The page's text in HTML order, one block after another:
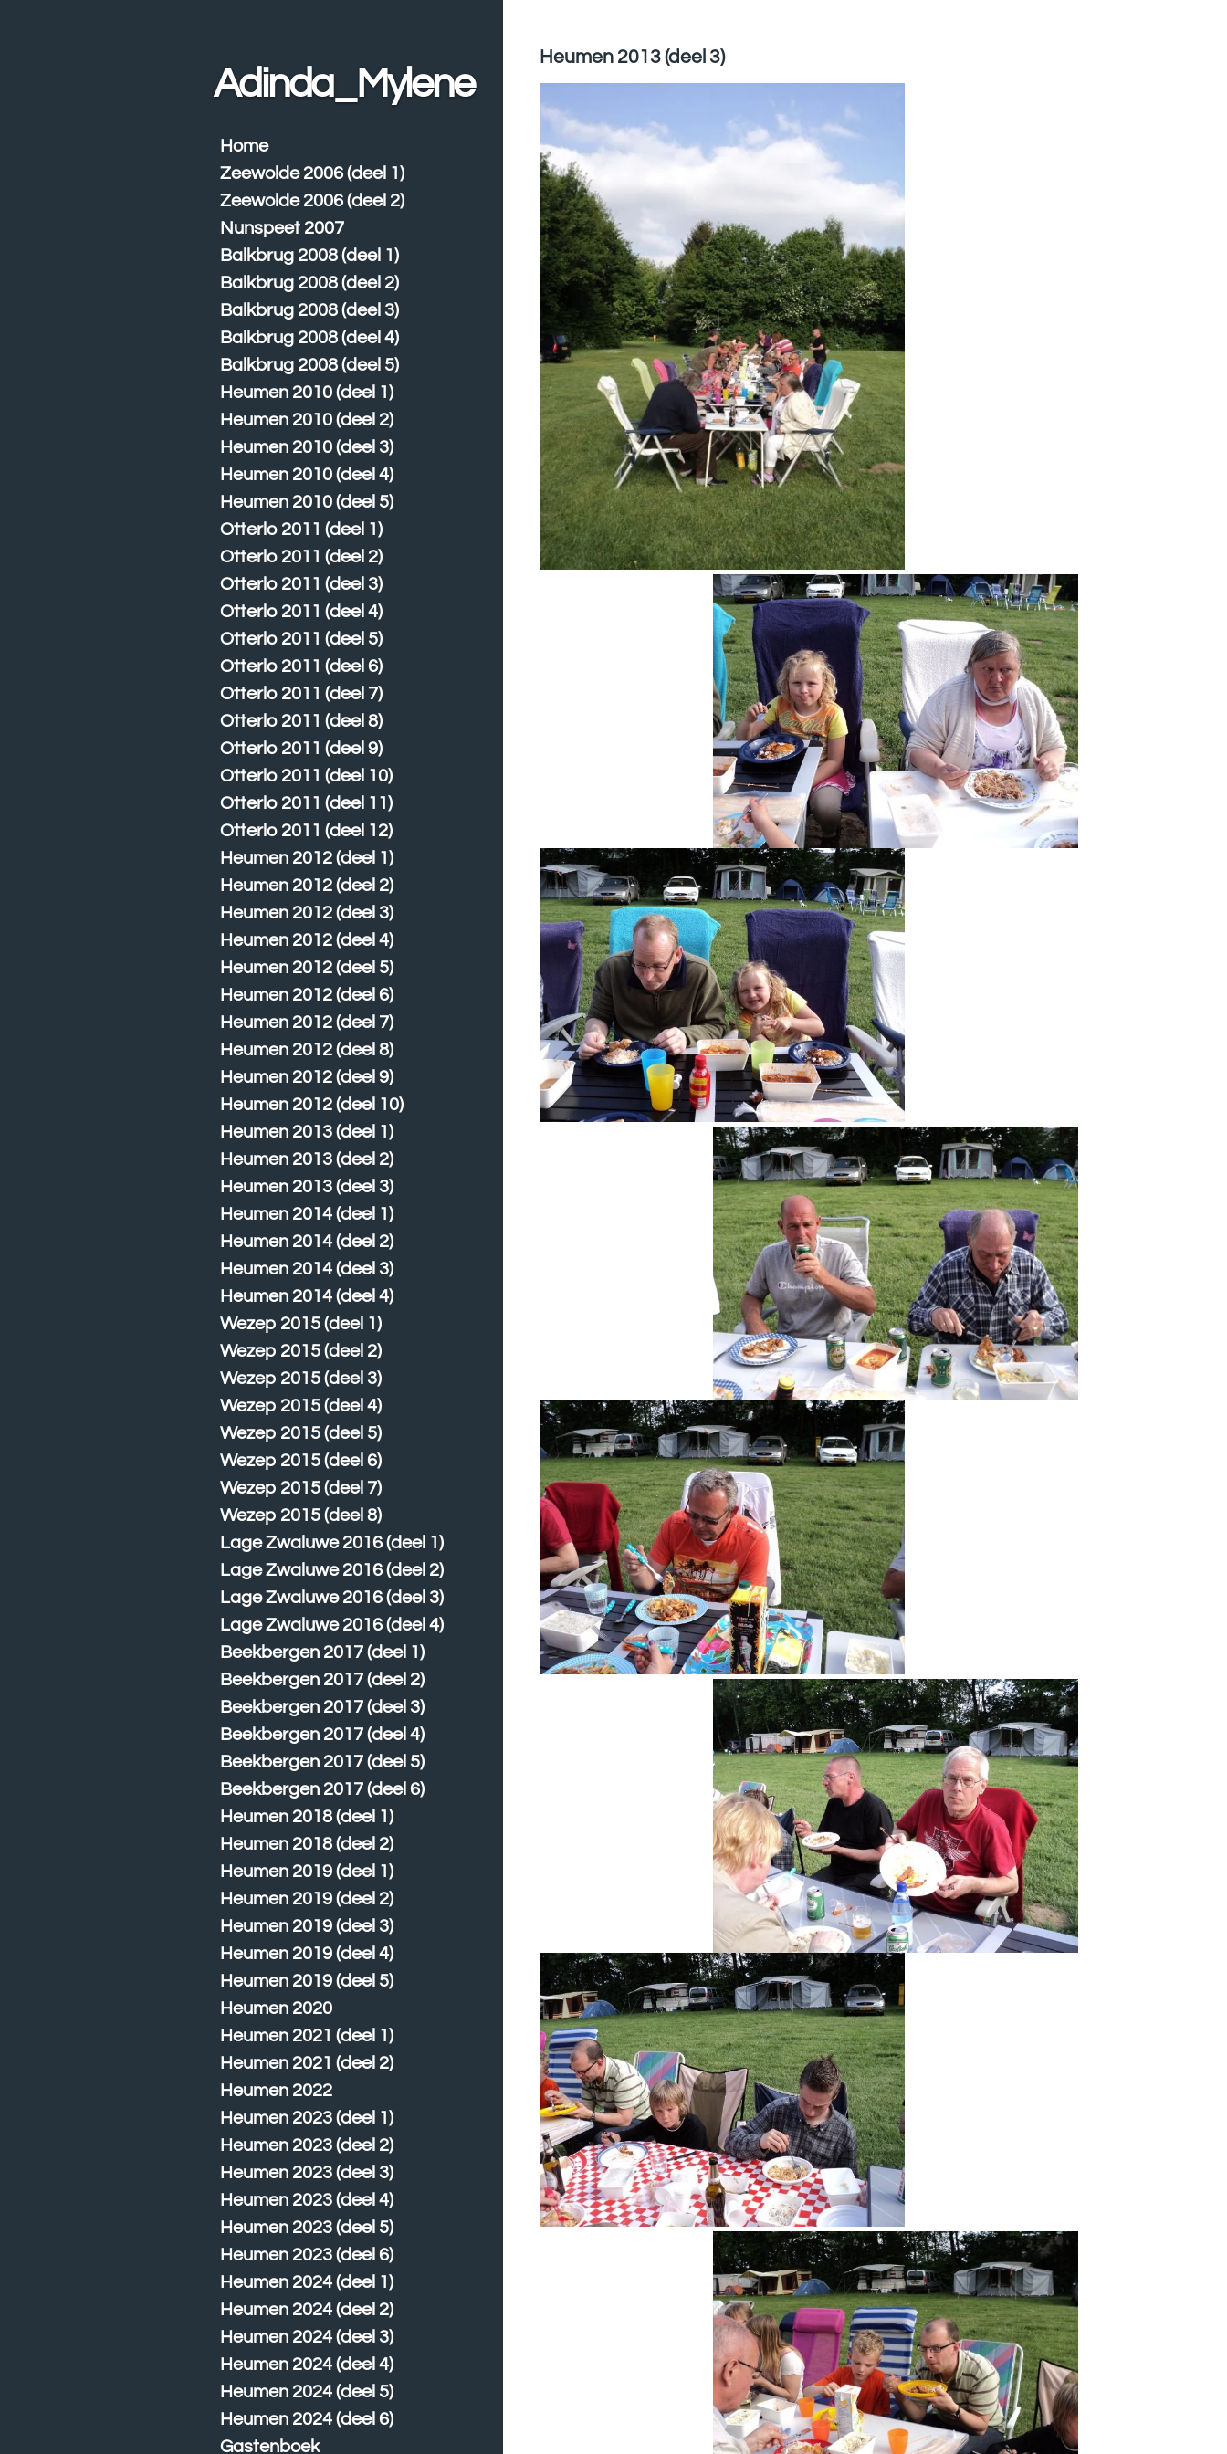
Heumen 2013 (deel 3)
Adinda_Mylene
Home
Zeewolde 2006 (deel 1)
Zeewolde 2006 (deel 2)
Nunspeet 2007
Balkbrug 2008 (deel 1)
Balkbrug 2008 (deel 2)
Balkbrug 2008 (deel 3)
Balkbrug 2008 (deel 4)
Balkbrug 2008 (deel 5)
Heumen 2010 (deel 1)
Heumen 2010 (deel 2)
Heumen 2010 (deel 3)
Heumen 2010 (deel 4)
Heumen 2010 (deel 5)
Otterlo 2011 (deel 1)
Otterlo 2011 (deel 2)
Otterlo 2011 (deel 3)
Otterlo 2011 (deel 4)
Otterlo 2011 (deel 5)
Otterlo 2011 (deel 6)
Otterlo 2011 (deel 7)
Otterlo 2011 (deel 8)
Otterlo 2011 (deel 9)
Otterlo 2011 (deel 10)
Otterlo 2011 (deel 11)
Otterlo 2011 (deel 12)
Heumen 2012 (deel 1)
Heumen 2012 (deel 2)
Heumen 2012 (deel 3)
Heumen 2012 (deel 4)
Heumen 2012 (deel 5)
Heumen 2012 (deel 6)
Heumen 2012 (deel 7)
Heumen 2012 (deel 8)
Heumen 2012 (deel 9)
Heumen 2012 (deel 10)
Heumen 2013 (deel 1)
Heumen 2013 (deel 2)
Heumen 2013 (deel 3)
Heumen 2014 (deel 1)
Heumen 2014 (deel 2)
Heumen 2014 (deel 3)
Heumen 2014 (deel 4)
Wezep 2015 (deel 1)
Wezep 2015 (deel 2)
Wezep 2015 (deel 3)
Wezep 2015 (deel 4)
Wezep 2015 (deel 5)
Wezep 2015 (deel 6)
Wezep 2015 (deel 7)
Wezep 2015 (deel 8)
Lage Zwaluwe 2016 (deel 1)
Lage Zwaluwe 2016 (deel 2)
Lage Zwaluwe 2016 (deel 3)
Lage Zwaluwe 2016 (deel 4)
Beekbergen 2017 (deel 1)
Beekbergen 2017 (deel 2)
Beekbergen 2017 (deel 3)
Beekbergen 2017 (deel 4)
Beekbergen 2017 (deel 5)
Beekbergen 2017 (deel 6)
Heumen 2018 (deel 1)
Heumen 2018 (deel 2)
Heumen 2019 (deel 1)
Heumen 2019 (deel 2)
Heumen 2019 (deel 3)
Heumen 2019 (deel 4)
Heumen 2019 (deel 5)
Heumen 2020
Heumen 2021 (deel 1)
Heumen 2021 (deel 2)
Heumen 2022
Heumen 2023 (deel 1)
Heumen 2023 (deel 2)
Heumen 2023 (deel 3)
Heumen 2023 (deel 4)
Heumen 2023 (deel 5)
Heumen 2023 (deel 6)
Heumen 2024 (deel 1)
Heumen 2024 (deel 2)
Heumen 2024 (deel 3)
Heumen 2024 (deel 4)
Heumen 2024 (deel 5)
Heumen 2024 (deel 6)
Gastenboek